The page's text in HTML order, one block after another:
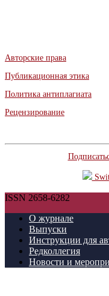
Авторские права
Публикационная этика
Политика антиплагиата
Рецензирование
ISSN 2658-6282
О журнале
Выпуски
Инструкции для
Редколлегия
Новости и